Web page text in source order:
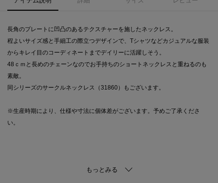
長角のプレートに凹凸のあるテクスチャーを施したネックレス。
程よいサイズ感と手細工の際立つデザインで、Tシャツなどカジュアルな服装
からキレイ目のコーディネートまでデイリーに活躍しそう。
48ｃｍと長めのチェーンなのでお手持ちのショートネックレスと重ねるのも
素敵。
同シリーズのサークルネックレス（31860）もございます。
※生産時期により、仕様や寸法に個体差がございます。予めご了承くださ
い。
ご購入商品の修理についてココシュニックの商品はジュエリーの為、通常の